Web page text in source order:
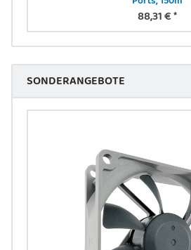
88,31 €*
SONDERANGEBOTE